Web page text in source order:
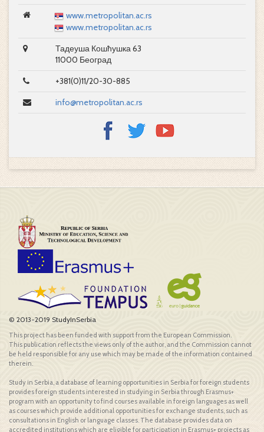
www.metropolitan.ac.rs
www.metropolitan.ac.rs
Тадеуша Кошћушка 63
11000 Београд
+381(0)11/20-30-885
info@metropolitan.ac.rs
© 2013-2019 StudyInSerbia
This project has been funded with support from the European Commission.
This publication reflects the views only of the author, and the Commission cannot
be held responsible for any use which may be made of the information contained
therein.
Study in Serbia, a database of learning opportunities in Serbia for foreign students
provides foreign students interested in studying in Serbia through Erasmus+
program with an opportunity to find courses available in foreign languages as well
as courses which provide additional opportunities for exchange students, such as
consultations in English or language classes. The database provides data on
accredited institutions which are eligible for participation in Erasmus+ projects as